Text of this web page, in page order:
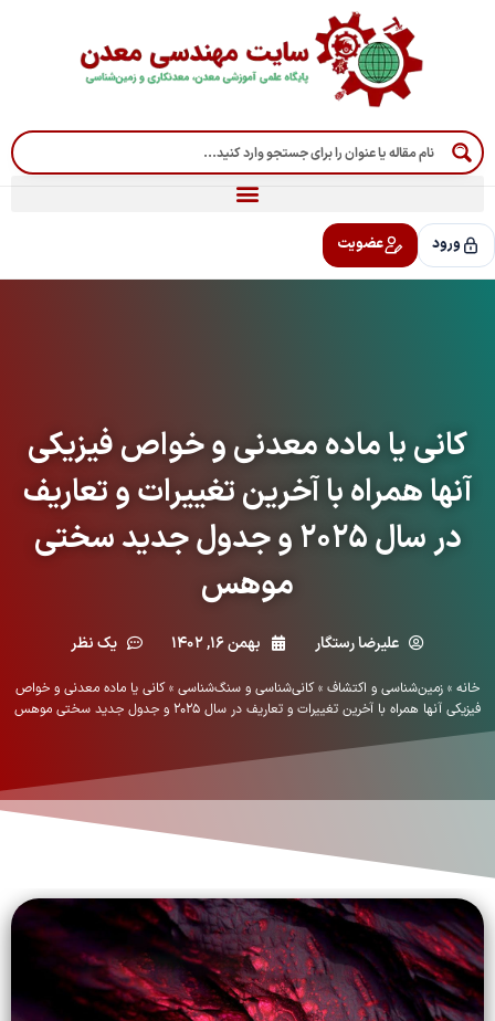
ورود عضویت
کانی یا ماده معدنی و خواص فیزیکی
آنها همراه با آخرین تغییرات و تعاریف
در سال ۲۰۲۵ و جدول جدید سختی
موهس
علیرضا رستگار بهمن ۱۶, ۱۴۰۲ یک نظر
خانه» زمین‌شناسی و اکتشاف»کانی‌شناسی و سنگ‌شناسی»کانی یا ماده معدنی و خواص
فیزیکی آنها همراه با آخرین تغییرات و تعاریف در سال ۲۰۲۵ و جدول جدید سختی موهس